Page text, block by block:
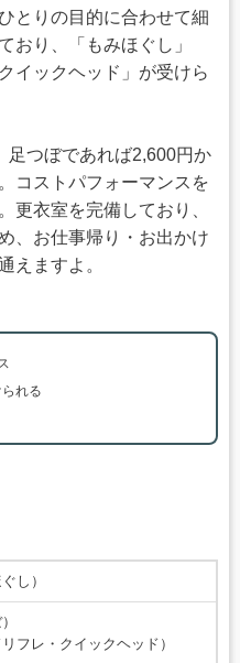
とりの目的に合わせて細
おり、「もみほぐし」
イックヘッド」が受けら
足つぼであれば2,600円か
コストパフォーマンスを
更衣室を完備しており、
、お仕事帰り・お出かけ
えますよ。
れる
し）
フレ・クイックヘッド）